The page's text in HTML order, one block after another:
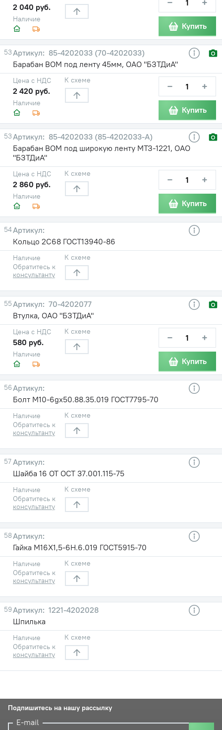
Наличие
2 040 руб.
Купить
53
85-4202033 (70-4202033)
Барабан ВОМ под ленту 45мм, ОАО "БЗТДиА"
Наличие
Цена с НДС
2 420 руб.
К схеме − +
Купить
53
85-4202033 (85-4202033-А)
Барабан ВОМ под широкую ленту МТЗ-1221, ОАО
"БЗТДиА"
Наличие
Цена с НДС
2 860 руб.
К схеме − +
Купить
54
Кольцо 2С68 ГОСТ13940-86
Наличие
Обратитесь к
консультанту
К схеме
55
70-4202077
Втулка, ОАО "БЗТДиА"
Наличие
Цена с НДС
580 руб.
К схеме − +
Купить
56
Болт М10-6gх50.88.35.019 ГОСТ7795-70
Наличие
Обратитесь к
консультанту
К схеме
57
Шайба 16 ОТ ОСТ 37.001.115-75
Наличие
Обратитесь к
консультанту
К схеме
58
Гайка М16Х1,5-6Н.6.019 ГОСТ5915-70
Наличие
Обратитесь к
консультанту
К схеме
59
1221-4202028
Шпилька
Наличие
Обратитесь к
консультанту
К схеме
Подпишитесь на нашу рассылку
E-mail